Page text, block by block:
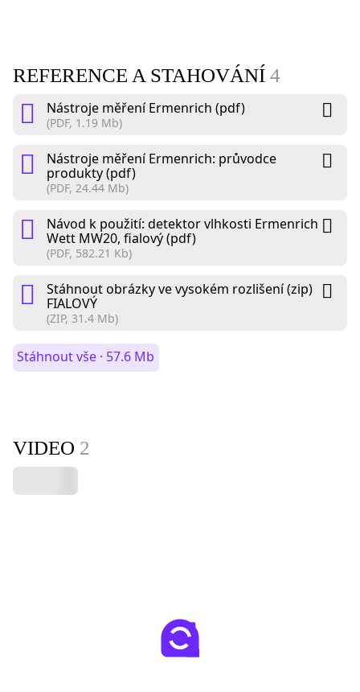
REFERENCE A STAHOVÁNÍ 4
Nástroje měření Ermenrich (pdf)
(PDF, 1.19 Mb)
Nástroje měření Ermenrich: průvodce
produkty (pdf)
(PDF, 24.44 Mb)
Návod k použití: detektor vlhkosti Ermenrich
Wett MW20, fialový (pdf)
(PDF, 582.21 Kb)
Stáhnout obrázky ve vysokém rozlišení (zip)
FIALOVÝ
(ZIP, 31.4 Mb)
Stáhnout vše · 57.6 Mb
VIDEO 2